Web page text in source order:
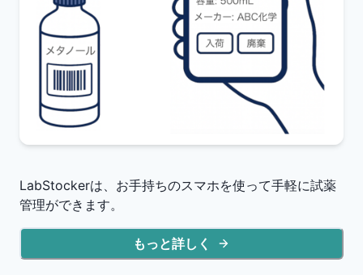
LabStockerは、お手持ちのスマホを使って手軽に試薬
管理ができます。
もっと詳しく